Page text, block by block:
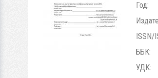
Год:
ISSN/
ББК:
УДК: